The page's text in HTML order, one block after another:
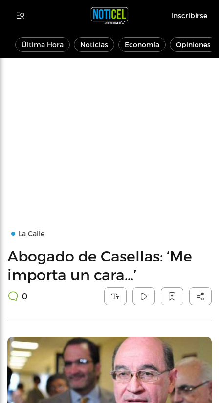
Inscribirse
Última Hora Noticias Economía Opiniones
La Calle
Abogado de Casellas: ‘Me
importa un cara…’
0